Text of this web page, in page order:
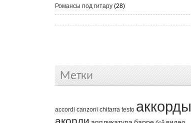
Романсы под гитару (28)
Метки
accordi canzoni chitarra testo аккорды